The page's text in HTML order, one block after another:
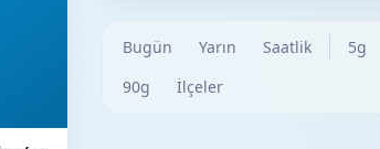
Bugün Yarın Saatlik 5g
90g
İlçeler